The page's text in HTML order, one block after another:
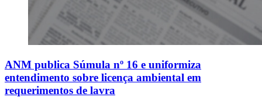
ANM publica Súmula nº 16 e uniformiza
entendimento sobre licença ambiental em
requerimentos de lavra